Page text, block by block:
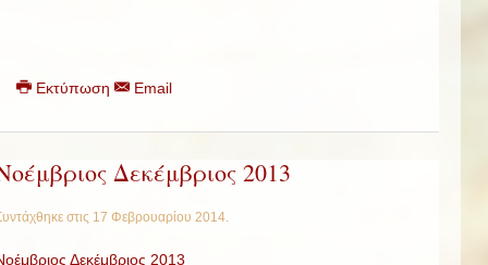
Εκτύπωση Email
Δεκέμβριος 2013
στις 17 Φεβρουαρίου 2014.
Δεκέμβριος 2013